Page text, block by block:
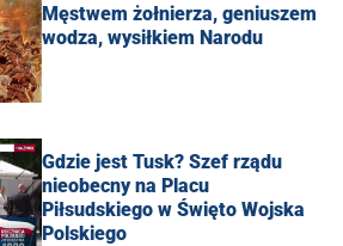
Męstwem żołnierza, geniuszem
wodza, wysiłkiem Narodu
Gdzie jest Tusk? Szef rządu
nieobecny na Placu
Piłsudskiego w Święto Wojska
Polskiego